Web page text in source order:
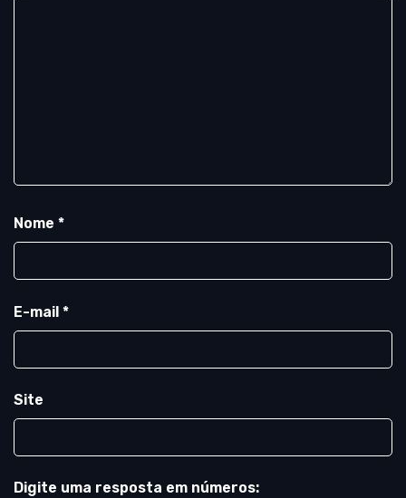
Nome *
E-mail *
Site
Digite uma resposta em números: